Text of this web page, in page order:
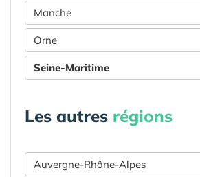
Manche
Orne
Seine-Maritime
Les autres régions
Auvergne-Rhône-Alpes